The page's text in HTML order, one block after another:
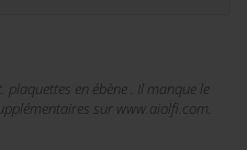
en ébène . Il manque le
sur www.aiolfi.com.